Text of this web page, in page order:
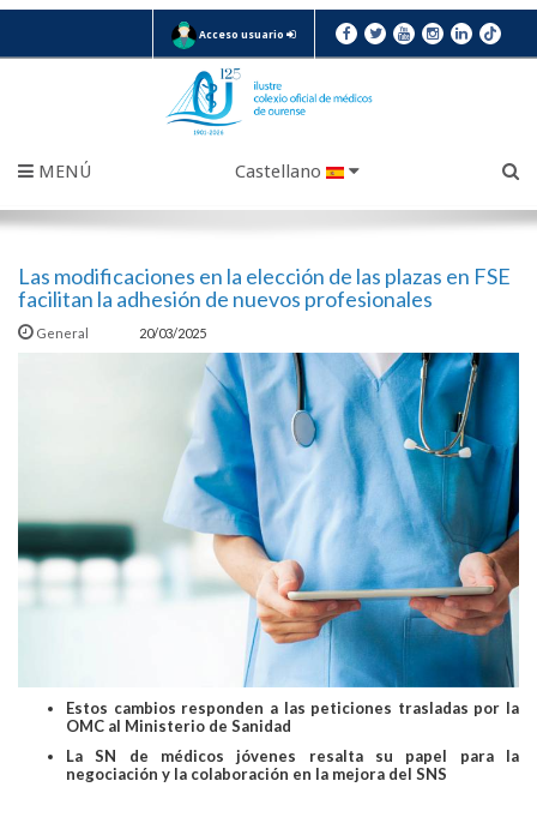
Acceso usuario
MENÚ Castellano
Las modificaciones en la elección de las plazas en FSE
facilitan la adhesión de nuevos profesionales
General 20/03/2025
Estos cambios responden a las peticiones trasladas por la
OMC al Ministerio de Sanidad
La SN de médicos jóvenes resalta su papel para la
negociación y la colaboración en la mejora del SNS